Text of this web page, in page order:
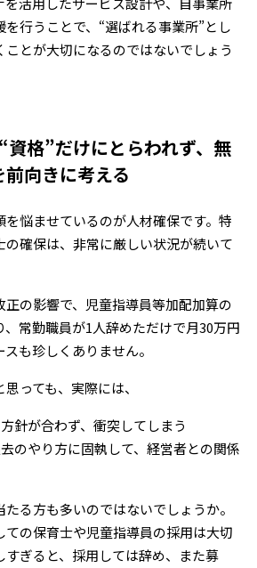
行うことで、“選ばれる事業所”とし
とが大切になるのではないでしょう
資格”だけにとらわれず、無
向きに考える
悩ませているのが人材確保です。特
の確保は、非常に厳しい状況が続いて
正の影響で、児童指導員等加配加算の
常勤職員が1人辞めただけで月30万円
も珍しくありません。
っても、実際には、
針が合わず、衝突してしまう
のやり方に固執して、経営者との関係
る方も多いのではないでしょうか。
ての保育士や児童指導員の採用は大切
すぎると、採用しては辞め、また募